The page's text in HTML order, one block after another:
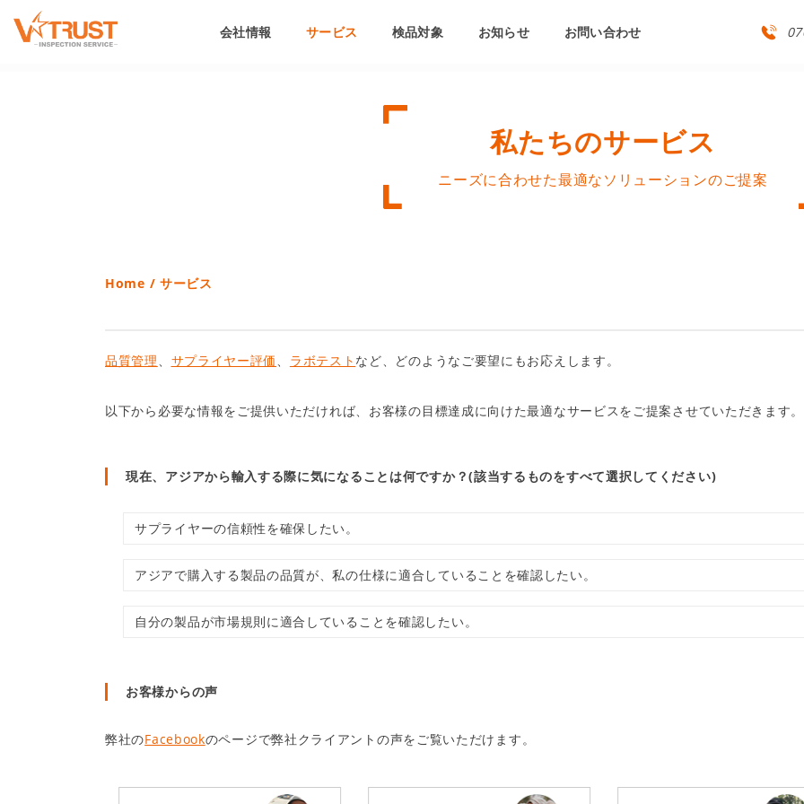
会社情報 サービス 検品対象 お知らせ お問い合わせ
私たちのサービス
ニーズに合わせた最適なソリューションのご提案
Home / サービス
品質管理、 サプライヤー評価、 ラボテスト など、どのようなご要望にもお応えします。
以下から必要な情報をご提供いただければ、お客様の目標達成に向けた最適なサービスをご提案させていただきます。
現在、アジアから輸入する際に気になることは何ですか？(該当するものをすべて選択してください)
サプライヤーの信頼性を確保したい。
アジアで購入する製品の品質が、私の仕様に適合していることを確認したい。
自分の製品が市場規則に適合していることを確認したい。
お客様からの声
弊社のFacebookのページで弊社クライアントの声をご覧いただけます。